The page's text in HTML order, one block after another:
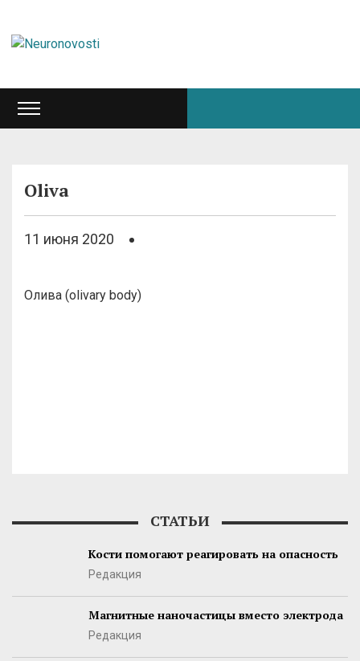
Oliva
11 июня 2020
Олива (olivary body)
СТАТЬИ
Кости помогают реагировать на опасность
Редакция
Магнитные наночастицы вместо электрода
Редакция